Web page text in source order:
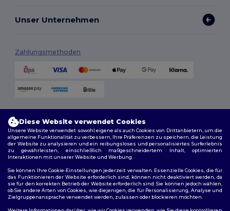
Unser Unternehmen
Zahlungsmethoden
Folge uns
Diese Website verwendet Cookies
Unsere Website verwendet sowohl eigene als auch Cookies von Drittanbietern, um die
allgemeine Funktionalität zu verbessern, Ihre Präferenzen zu speichern, die Leistung
der Website zu analysieren und ein reibungsloses und personalisiertes Surferlebnis
zu gewährleisten, einschließlich maßgeschneidertem Inhalt, optimierten
Interaktionen mit unserer Website und Werbung.
Sie können Ihre Cookie-Einstellungen jederzeit verwalten. Essenzielle Cookies, die für
das Funktionieren der Website erforderlich sind, können nicht deaktiviert werden, da
sie für den korrekten Betrieb der Website erforderlich sind. Sie können jedoch wählen,
ob Sie andere Arten von Cookies, wie diejenigen, die für Personalisierung, Analyse und
Zielgruppenansprache verwendet werden, zulassen oder blockieren möchten.